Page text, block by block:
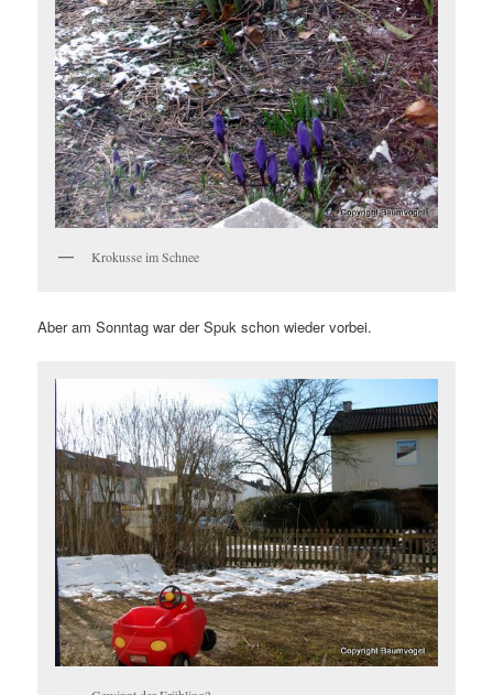
Krokusse im Schnee
Aber am Sonntag war der Spuk schon wieder vorbei.